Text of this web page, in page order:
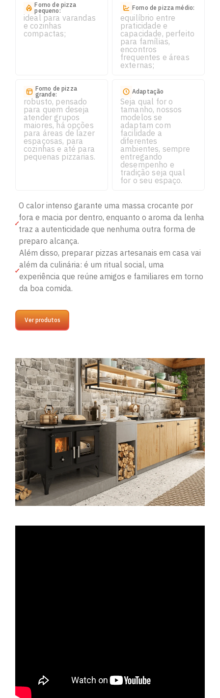
Forno de pizza
pequeno:
ideal para varandas
e cozinhas
compactas;
Forno de pizza médio:
equilíbrio entre
praticidade e
capacidade, perfeito
para famílias,
encontros
frequentes e áreas
externas;
Forno de pizza
grande:
robusto, pensado
para quem deseja
atender grupos
maiores, há opções
para áreas de lazer
espaçosas, para
cozinhas e até para
pequenas pizzarias.
Adaptação
Seja qual for o
tamanho, nossos
modelos se
adaptam com
facilidade a
diferentes
ambientes, sempre
entregando
desempenho e
tradição seja qual
for o seu espaço.
O calor intenso garante uma massa crocante por
fora e macia por dentro, enquanto o aroma da lenha
traz a autenticidade que nenhuma outra forma de
preparo alcança.
Além disso, preparar pizzas artesanais em casa vai
além da culinária: é um ritual social, uma
experiência que reúne amigos e familiares em torno
da boa comida.
Ver produtos